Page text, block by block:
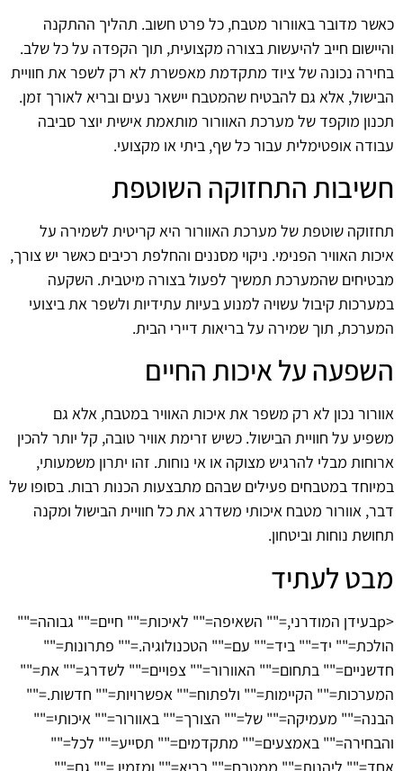
כאשר מדובר באוורור מטבח, כל פרט חשוב. תהליך ההתקנה
והיישום חייב להיעשות בצורה מקצועית, תוך הקפדה על כל שלב.
בחירה נכונה של ציוד מתקדמת מאפשרת לא רק לשפר את חוויית
הבישול, אלא גם להבטיח שהמטבח יישאר נעים ובריא לאורך זמן.
תכנון מוקפד של מערכת האוורור מותאמת אישית יוצר סביבה
עבודה אופטימלית עבור כל שף, ביתי או מקצועי.
חשיבות התחזוקה השוטפת
תחזוקה שוטפת של מערכת האוורור היא קריטית לשמירה על
איכות האוויר הפנימי. ניקוי מסננים והחלפת רכיבים כאשר יש צורך,
מבטיחים שהמערכת תמשיך לפעול בצורה מיטבית. השקעה
במערכות קיבול עשויה למנוע בעיות עתידיות ולשפר את ביצועי
המערכת, תוך שמירה על בריאות דיירי הבית.
השפעה על איכות החיים
אוורור נכון לא רק משפר את איכות האוויר במטבח, אלא גם
משפיע על חוויית הבישול. כשיש זרימת אוויר טובה, קל יותר להכין
ארוחות מבלי להרגיש מצוקה או אי נוחות. זהו יתרון משמעותי,
במיוחד במטבחים פעילים שבהם מתבצעות הכנות רבות. בסופו של
דבר, אוורור מטבח איכותי משדרג את כל חוויית הבישול ומקנה
תחושת נוחות וביטחון.
מבט לעתיד
<pבעידן המודרני,="" השאיפה="" לאיכות="" חיים="" גבוהה=""
הולכת="" יד="" ביד="" עם="" הטכנולוגיה.="" פתרונות=""
חדשניים="" בתחום="" האוורור="" צפויים="" לשדרג="" את=""
המערכות="" הקיימות="" ולפתוח="" אפשרויות="" חדשות.=""
הבנה="" מעמיקה="" של="" הצורך="" באוורור="" איכותי=""
והבחירה="" באמצעים="" מתקדמים="" תסייע="" לכל=""
אחד="" ליהנות="" ממטבח="" בריא="" ומזמין,="" גם=""